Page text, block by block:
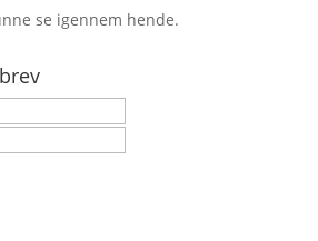
se igennem hende.